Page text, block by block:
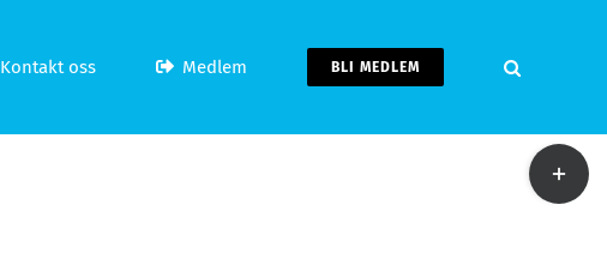
Kontakt oss Medlem BLI MEDLEM
Toggle
Sliding